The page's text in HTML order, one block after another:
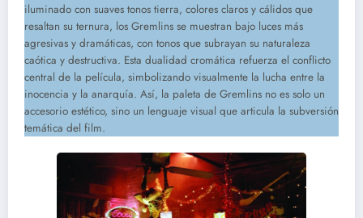
iluminado con suaves tonos tierra, colores claros y cálidos que
resaltan su ternura, los Gremlins se muestran bajo luces más
agresivas y dramáticas, con tonos que subrayan su naturaleza
caótica y destructiva. Esta dualidad cromática refuerza el conflicto
central de la película, simbolizando visualmente la lucha entre la
inocencia y la anarquía. Así, la paleta de Gremlins no es solo un
accesorio estético, sino un lenguaje visual que articula la subversión
temática del film.